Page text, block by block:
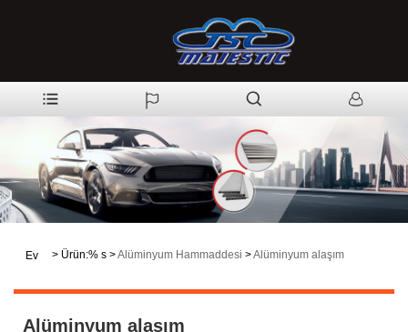
Ev > Ürün:% s >Alüminyum Hammaddesi >Alüminyum alaşım
Alüminyum alaşım